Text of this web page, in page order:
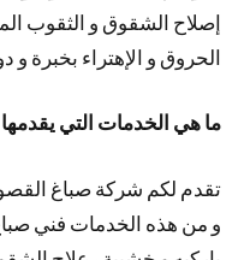
إصلاح الشقوق و الثقوب
الحروق و الإهتراء بخبرة و
ما هي الخدمات التي
تقدم لكم شركة صباغ
و من هذه الخدمات فني